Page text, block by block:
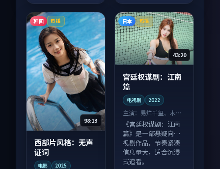
韩国 热播
98:13
西部片风格：无声
证词
电影 2025
日本 热播
43:20
宫廷权谋剧：江南
篇
电视剧 2022
主演： 易烊千玺、木村
拓哉 等
《宫廷权谋剧：江南
篇》是一部悬疑向电
视剧作品，节奏紧凑
信息量大，适合沉浸
式追看。